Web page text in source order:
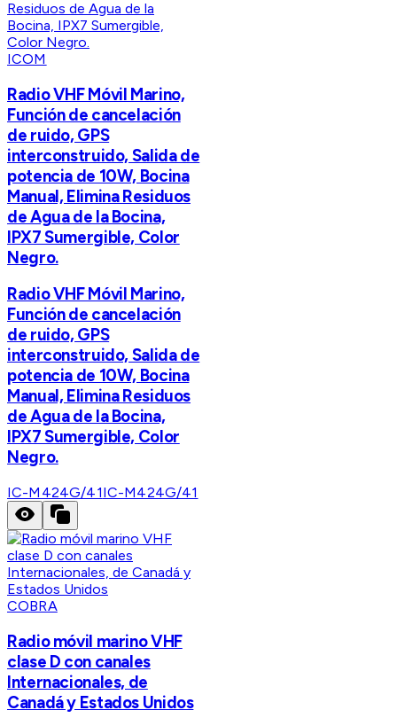
ICOM
Radio VHF Móvil Marino,
Función de cancelación
de ruido, GPS
interconstruido, Salida de
potencia de 10W, Bocina
Manual, Elimina Residuos
de Agua de la Bocina,
IPX7 Sumergible, Color
Negro.
Radio VHF Móvil Marino,
Función de cancelación
de ruido, GPS
interconstruido, Salida de
potencia de 10W, Bocina
Manual, Elimina Residuos
de Agua de la Bocina,
IPX7 Sumergible, Color
Negro.
IC-M424G/41IC-M424G/41
COBRA
Radio móvil marino VHF
clase D con canales
Internacionales, de
Canadá y Estados Unidos